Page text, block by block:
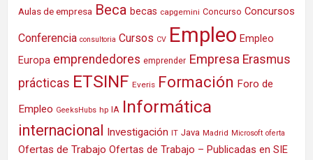
Aulas de empresa Beca becas capgemini Concurso Concursos
Conferencia consultoria Cursos CV Empleo Empleo
Europa emprendedores emprender Empresa Erasmus
prácticas ETSINF Everis Formación Foro de
Empleo GeeksHubs hp IA Informática
internacional Investigación IT Java Madrid Microsoft oferta
Ofertas de Trabajo Ofertas de Trabajo – Publicadas en SIE